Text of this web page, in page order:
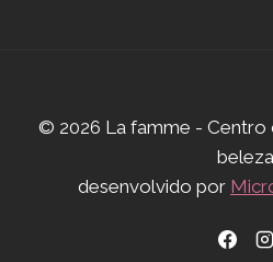
© 2026 La famme - Centro
beleza
desenvolvido por